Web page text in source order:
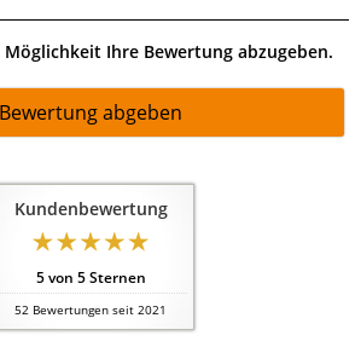
Möglichkeit Ihre Bewertung abzugeben.
Bewertung abgeben
Kundenbewertung
5von 5Sternen
52 Bewertungen seit 2021